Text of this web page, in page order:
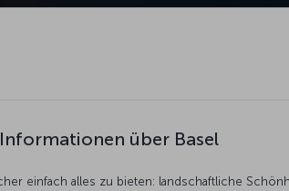
über Basel
einfach alles zu bieten: landschaftliche